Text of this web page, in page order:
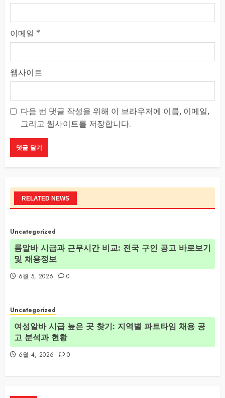
이메일 *
웹사이트
다음 번 댓글 작성을 위해 이 브라우저에 이름, 이메일,
그리고 웹사이트를 저장합니다.
RELATED NEWS
Uncategorized
룸알바 시급과 근무시간 비교: 전국 구인 공고 바로보기
및 채용정보
6월 5, 2026 0
Uncategorized
여성알바 시급 높은 곳 찾기: 지역별 파트타임 채용 공
고 분석과 현황
6월 4, 2026 0